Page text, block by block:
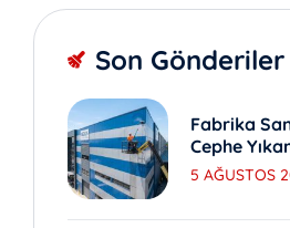
Son Gönderiler
Fabrika
Cephe
Yöntemleri
5 AĞUSTOS